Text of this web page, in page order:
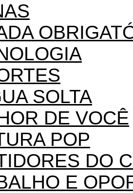
SOLTA
DE VOCÊ
POP
DO
E